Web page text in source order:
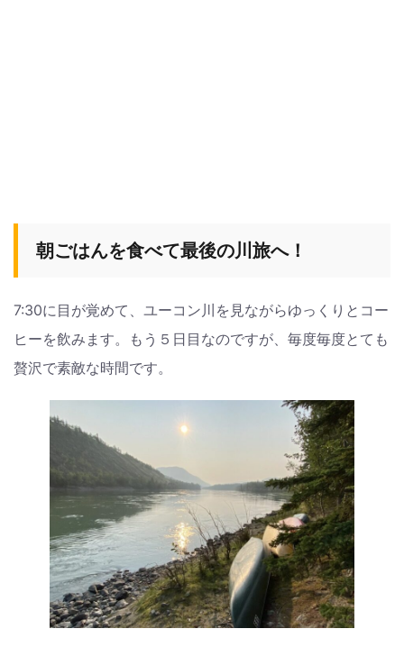
朝ごはんを食べて最後の川旅へ！
7:30に目が覚めて、ユーコン川を見ながらゆっくりとコー
ヒーを飲みます。もう５日目なのですが、毎度毎度とても
贅沢で素敵な時間です。